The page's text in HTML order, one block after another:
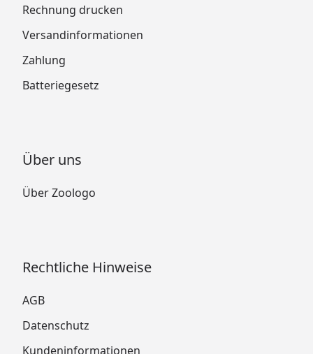
Rechnung drucken
Versandinformationen
Zahlung
Batteriegesetz
Über uns
Über Zoologo
Rechtliche Hinweise
AGB
Datenschutz
Kundeninformationen